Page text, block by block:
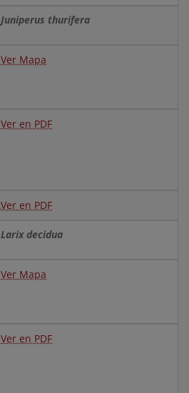
Juniperus thurifera
Ver Mapa
Ver en PDF
Ver en PDF
Larix decidua
Ver Mapa
Ver en PDF